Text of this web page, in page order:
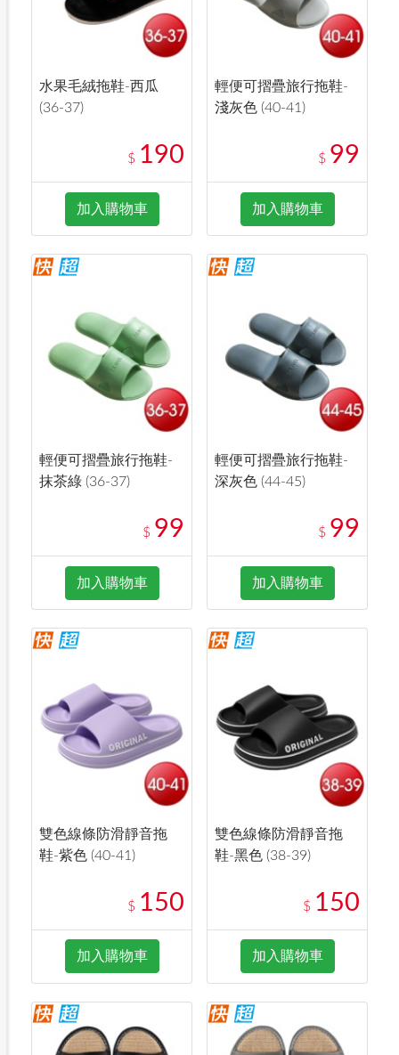
水果毛絨拖鞋-西瓜
(36-37)
$ 190
加入購物車
輕便可摺疊旅行拖鞋-
淺灰色 (40-41)
$ 99
加入購物車
輕便可摺疊旅行拖鞋-
抹茶綠 (36-37)
$ 99
加入購物車
輕便可摺疊旅行拖鞋-
深灰色 (44-45)
$ 99
加入購物車
雙色線條防滑靜音拖
鞋-紫色 (40-41)
$ 150
加入購物車
雙色線條防滑靜音拖
鞋-黑色 (38-39)
$ 150
加入購物車